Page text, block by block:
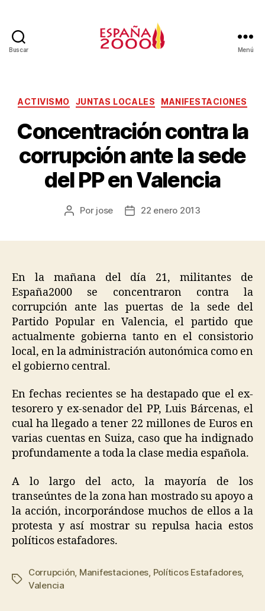
Buscar Menú
ACTIVISMO JUNTAS LOCALES MANIFESTACIONES
Concentración contra la
corrupción ante la sede
del PP en Valencia
Por jose 22 enero 2013
En la mañana del día 21, militantes de
España2000 se concentraron contra la
corrupción ante las puertas de la sede del
Partido Popular en Valencia, el partido que
actualmente gobierna tanto en el consistorio
local, en la administración autonómica como en
el gobierno central.
En fechas recientes se ha destapado que el ex-
tesorero y ex-senador del PP, Luis Bárcenas, el
cual ha llegado a tener 22 millones de Euros en
varias cuentas en Suiza, caso que ha indignado
profundamente a toda la clase media española.
A lo largo del acto, la mayoría de los
transeúntes de la zona han mostrado su apoyo a
la acción, incorporándose muchos de ellos a la
protesta y así mostrar su repulsa hacia estos
políticos estafadores.
Corrupción Manifestaciones Políticos Estafadores,
Valencia